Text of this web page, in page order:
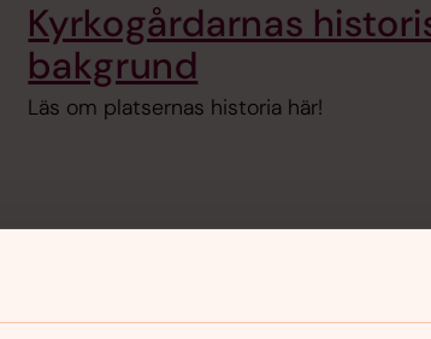
Kyrkogårdarnas
bakgrund
Läs om platsernas historia här!